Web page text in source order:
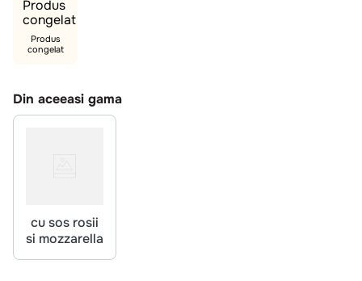
. ceafa
aripi
10
Produs
congelat
Din aceeasi gama
cu sos rosii
si mozzarella